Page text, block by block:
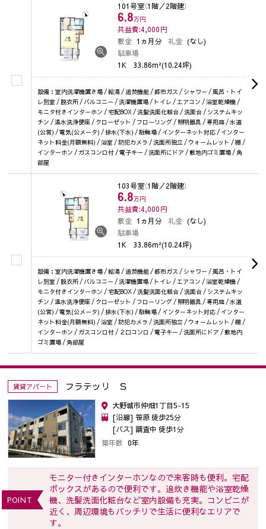
101号室（1階／2階建）
6.8万円
共益費:4,000円
敷金 1ヵ月分 礼金 (なし)
駐車場
1K 33.86m²(10.24坪)
設備：室内洗濯機置き場 / 給湯 / 追焚機能 / 都市ガス / シャワー / 風呂・トイ
レ別室 / 脱衣所 / バルコニー / 洗濯機置場 / トイレ / エアコン / 浴室乾燥機 /
モニタ付きインターホン / 宅配BOX / 洗髪洗面化粧台 / 洗面台 / システムキッ
チン / 温水洗浄便座 / クローゼット / フローリング / 照明器具 / 専用庭 / 水道
(公営) / 電気(公メータ) / 排水(下水) / 駐輪場 / インターネット対応 / インター
ネット料金(月額無料) / 浴室 / 防犯カメラ / 洗面所独立 / ウォームレット / 棚 /
インターホン / ガスコンロ付 / 電子キー / 洗面所にドア / 敷地内ゴミ置場 / 角
部屋
103号室（1階／2階建）
6.8万円
共益費:4,000円
敷金 1ヵ月分 礼金 (なし)
駐車場
1K 33.86m²(10.24坪)
設備：室内洗濯機置き場 / 給湯 / 追焚機能 / 都市ガス / シャワー / 風呂・トイ
レ別室 / 脱衣所 / バルコニー / 洗濯機置場 / トイレ / エアコン / 浴室乾燥機 /
モニタ付きインターホン / 宅配BOX / 洗髪洗面化粧台 / 洗面台 / システムキッ
チン / 温水洗浄便座 / クローゼット / フローリング / 照明器具 / 専用庭 / 水道
(公営) / 電気(公メータ) / 排水(下水) / 駐輪場 / インターネット対応 / インター
ネット料金(月額無料) / 浴室 / 防犯カメラ / 洗面所独立 / ウォームレット / 棚 /
インターホン / ガスコンロ付 / ２口コンロ / 電子キー / 洗面所にドア / 敷地内
ゴミ置場 / 角部屋
賃貸アパート フラテッリ Ｓ
大野城市仲畑1丁目5-15
[沿線] 笹原 徒歩25分
[バス] 調査中 徒歩1分
築年数 0年
POINT
モニター付きインターホンなので来客時も便利。宅配
ボックスがあるので便利です。追炊き機能や浴室乾燥
機、洗髪洗面化粧台など室内設備も充実。コンビニが
近く、周辺環境もバッチリで生活に便利なエリアで
す。